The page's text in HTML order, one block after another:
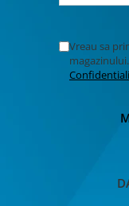
Vreau sa